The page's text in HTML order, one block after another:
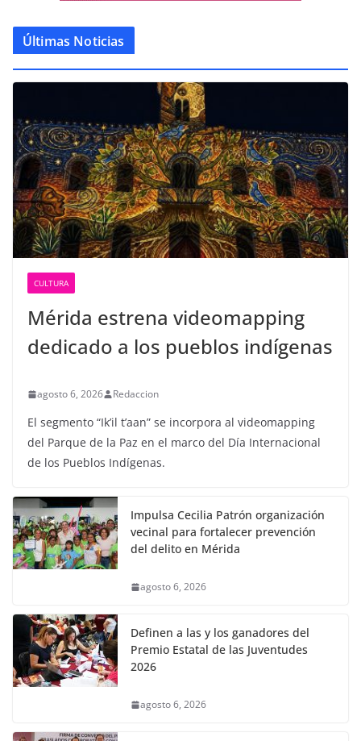
Últimas Noticias
CULTURA
Mérida estrena videomapping
dedicado a los pueblos indígenas
agosto 6, 2026 Redaccion
El segmento “Ik’il t’aan” se incorpora al videomapping
del Parque de la Paz en el marco del Día Internacional
de los Pueblos Indígenas.
Impulsa Cecilia Patrón organización
vecinal para fortalecer prevención
del delito en Mérida
agosto 6, 2026
Definen a las y los ganadores del
Premio Estatal de las Juventudes
2026
agosto 6, 2026